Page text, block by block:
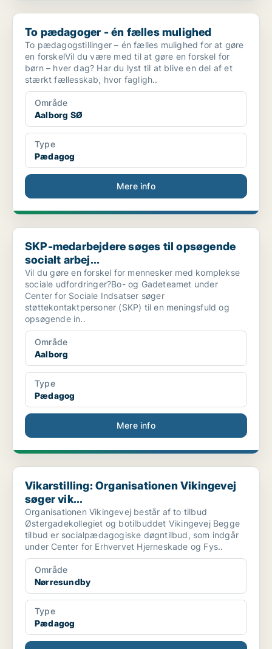
To pædagoger - én fælles mulighed
To pædagoger - én fælles mulighed
To pædagogstillinger – én fælles mulighed for at gøre
en forskelVil du være med til at gøre en forskel for
børn – hver dag? Har du lyst til at blive en del af et
stærkt fællesskab, hvor fagligh..
Område
Aalborg SØ
Type
Pædagog
Mere info
SKP-medarbejdere søges til opsøgende socialt arbej...
SKP-medarbejdere søges til opsøgende
socialt arbej...
Vil du gøre en forskel for mennesker med komplekse
sociale udfordringer?Bo- og Gadeteamet under
Center for Sociale Indsatser søger
støttekontaktpersoner (SKP) til en meningsfuld og
opsøgende in..
Område
Aalborg
Type
Pædagog
Mere info
Vikarstilling: Organisationen Vikingevej søger vik...
Vikarstilling: Organisationen Vikingevej
søger vik...
Organisationen Vikingevej består af to tilbud
Østergadekollegiet og botilbuddet Vikingevej Begge
tilbud er socialpædagogiske døgntilbud, som indgår
under Center for Erhvervet Hjerneskade og Fys..
Område
Nørresundby
Type
Pædagog